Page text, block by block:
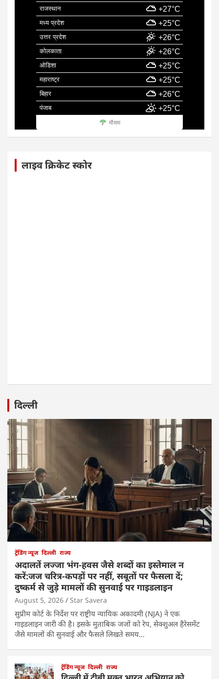
राजस्थान +27°C
मध्य प्रदेश +25°C
उत्तर प्रदेश +26°C
कोलकाता +26°C
ओडिशा +25°C
महाराष्ट्र +25°C
बिहार +26°C
पंजाब +25°C
मौसम
लाइव क्रिकेट स्कोर
दिल्ली
ट्रेंडिंग न्यूज दिल्ली राज्य
अदालतें लज्जा भंग-हवस जैसे शब्दों का इस्तेमाल न
करें:जज चरित्र-कपड़ों पर नहीं, सबूतों पर फैसला दें;
दुष्कर्म से जुड़े मामलों की सुनवाई पर गाइडलाइन
August 5, 2026 Star Savera
सुप्रीम कोर्ट के निर्देश पर राष्ट्रीय न्यायिक अकादमी (NJA) ने एक
गाइडलाइन जारी की है। इसके मुताबिक जजों को रेप, सेक्शुअल हैरेसमेंट
जैसे मामलों की सुनवाई और फैसले लिखते समय…
ट्रेंडिंग न्यूज दिल्ली राज्य